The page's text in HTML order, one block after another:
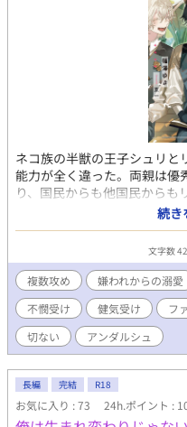
ネコ族の半獣の王子シュリと
能力が全く違った。両親は優
り、国民からも他国民から
の差に、シュリはやさぐれ
国の双子の第一王子ジークフ
的にはそろって同じ国に嫁
ンプレックスを持っていま
写を多く含みます ※複数攻
言っても悪役ではありません
続き
文字数
複数攻め 嫌われからの溺愛
不憫受け
健気受け フ
切ない
アンダルシュ
長編 完結 R18
お気に入り : 73 24h.ポイント :